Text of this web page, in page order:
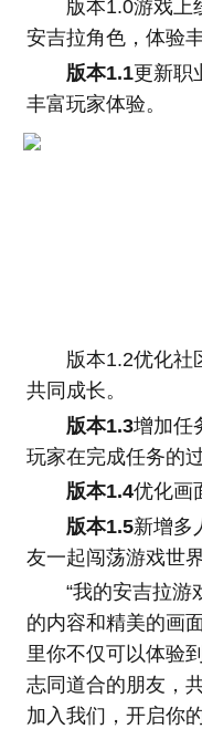
版本1.0游戏上
安吉拉角色，体验
版本1.1更新职
丰富玩家体验。
版本1.2优化社
共同成长。
版本1.3增加任
玩家在完成任务的
版本1.4优化画
版本1.5新增多
友一起闯荡游戏世界
“我的安吉拉游
的内容和精美的画
里你不仅可以体验
志同道合的朋友，
加入我们，开启你